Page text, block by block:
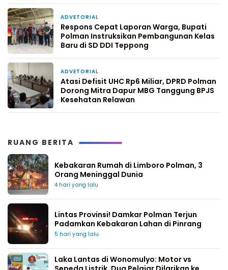
ADVETORIAL
Respons Cepat Laporan Warga, Bupati
Polman Instruksikan Pembangunan Kelas
Baru di SD DDI Teppong
ADVETORIAL
Atasi Defisit UHC Rp6 Miliar, DPRD Polman
Dorong Mitra Dapur MBG Tanggung BPJS
Kesehatan Relawan
RUANG BERITA
Kebakaran Rumah di Limboro Polman, 3
Orang Meninggal Dunia
4 hari yang lalu
Lintas Provinsi! Damkar Polman Terjun
Padamkan Kebakaran Lahan di Pinrang
5 hari yang lalu
Laka Lantas di Wonomulyo: Motor vs